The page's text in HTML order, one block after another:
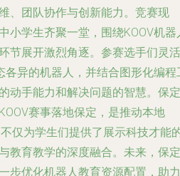
、团队协作与创新能力。竞赛现
小学生齐聚一堂，围绕KOOV机器
节展开激烈角逐。参赛选手们灵活
各异的机器人，并结合图形化编程
动手能力和解决问题的智慧。保定
赛事落地保定，是推动本地
仅为学生们提供了展示科技才能
教育教学的深度融合。未来，保定
步优化机器人教育资源配置，助力